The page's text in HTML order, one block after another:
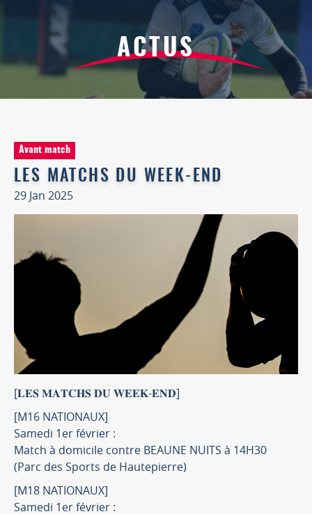
ACTUS
Avant match
LES MATCHS DU WEEK-END
29 Jan 2025
[𝐋𝐄𝐒 𝐌𝐀𝐓𝐂𝐇𝐒 𝐃𝐔 𝐖𝐄𝐄𝐊-𝐄𝐍𝐃]
[M16 NATIONAUX]
Samedi 1er février :
Match à domicile contre BEAUNE NUITS à 14H30
(Parc des Sports de Hautepierre)
[M18 NATIONAUX]
Samedi 1er février :